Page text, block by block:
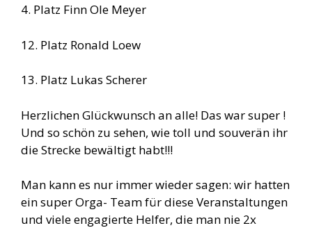
4. Platz Finn Ole Meyer
12. Platz Ronald Loew
13. Platz Lukas Scherer
Herzlichen Glückwunsch an alle! Das war super !
Und so schön zu sehen, wie toll und souverän ihr
die Strecke bewältigt habt!!!
Man kann es nur immer wieder sagen: wir hatten
ein super Orga- Team für diese Veranstaltungen
und viele engagierte Helfer, die man nie 2x